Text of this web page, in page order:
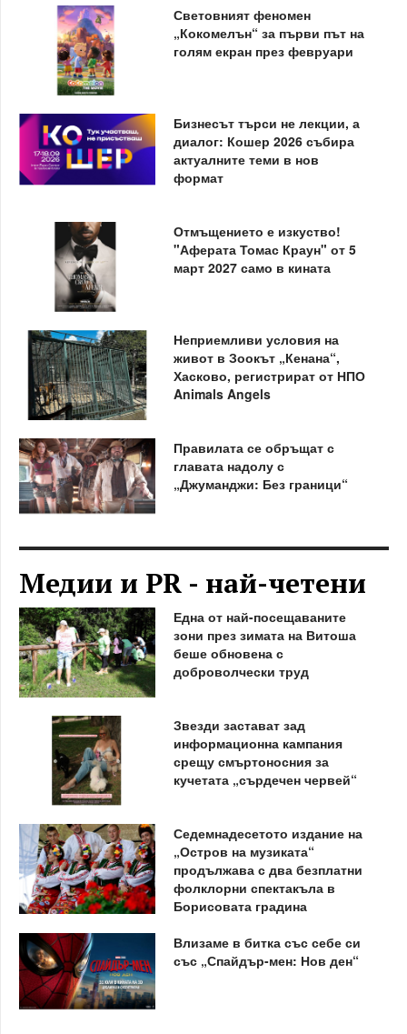
Световният феномен
„Кокомелън“ за първи път на
голям екран през февруари
Бизнесът търси не лекции, а
диалог: Кошер 2026 събира
актуалните теми в нов
формат
Отмъщението е изкуство!
"Аферата Томас Краун" от 5
март 2027 само в кината
Неприемливи условия на
живот в Зоокът „Кенана“,
Хасково, регистрират от НПО
Animals Angels
Правилата се обръщат с
главата надолу с
„Джуманджи: Без граници“
Медии и PR - най-четени
Една от най-посещаваните
зони през зимата на Витоша
беше обновена с
доброволчески труд
Звезди застават зад
информационна кампания
срещу смъртоносния за
кучетата „сърдечен червей“
Седемнадесетото издание на
„Остров на музиката“
продължава с два безплатни
фолклорни спектакъла в
Борисовата градина
Влизаме в битка със себе си
със „Спайдър-мен: Нов ден“